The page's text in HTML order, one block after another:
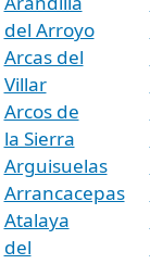
del Arroyo
Arcas del
Villar
Arcos de
la Sierra
Arguisuelas
Arrancacepas
Atalaya
del